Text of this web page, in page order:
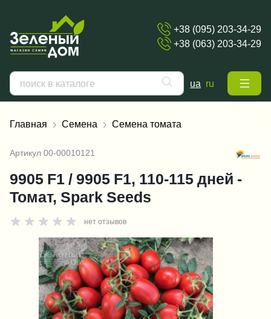
+38 (095) 203-34-29
+38 (063) 203-34-29
ua ru
Главная Семена Семена томата
Артикул 00-00010121
9905 F1 / 9905 F1, 110-115 дней -
Томат, Spark Seeds
нет отзывов